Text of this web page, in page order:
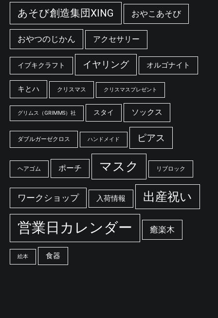
あそび創造集団XING おやこあそび
おやつのじかん アクセサリー
イブキクラフト イヤリング オルゴナイト
キとハ クリスマス クリスマスプレゼント
グリムス（GRIMMS）社 スタイ ソックス
ダブルガーゼクロス ハンドメイド ピアス
ヘアゴム ポーチ マスク リブロック
ワークショップ 入荷情報 出産祝い
営業日カレンダー 癒楽木
絵本 食器